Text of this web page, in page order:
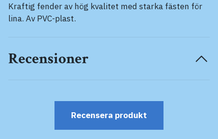
Kraftig fender av hög kvalitet med starka fästen för
lina. Av PVC-plast.
Recensioner
Recensera produkt